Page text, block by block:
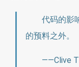
代码的影
的预料之外。
——Clive